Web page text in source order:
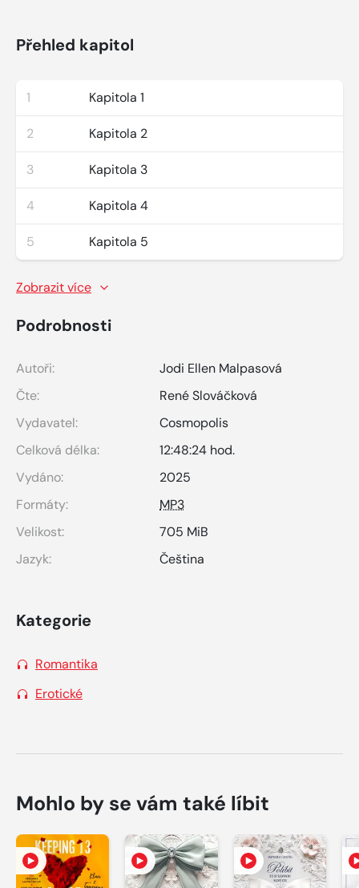
Přehled kapitol
1 Kapitola 1
2 Kapitola 2
3 Kapitola 3
4 Kapitola 4
5 Kapitola 5
Zobrazit více
Podrobnosti
Autoři:
Jodi Ellen Malpasová
Čte:
René Slováčková
Vydavatel:
Cosmopolis
Celková délka:
12:48:24 hod.
Vydáno:
2025
Formáty:
MP3
Velikost:
705 MiB
Jazyk:
Čeština
Kategorie
Romantika
Erotické
Mohlo by se vám také líbit